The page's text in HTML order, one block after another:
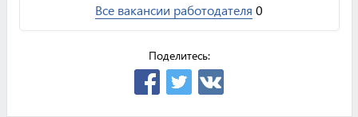
Все вакансии работодателя 0
Поделитесь: